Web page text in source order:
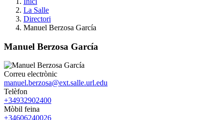
La Salle
Directori
Manuel Berzosa García
Manuel Berzosa García
Correu electrònic
manuel.berzosa@ext.salle.url.edu
Telèfon
+34932902400
Mòbil feina
+34606240026